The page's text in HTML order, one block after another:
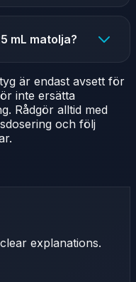
mL matolja?
är endast avsett för
inte ersätta
Rådgör alltid med
och följ
explanations.